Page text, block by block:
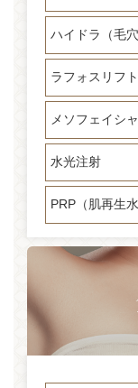
ハイドラ（毛穴
ラフォスリフ
メソフェイシ
水光注射
PRP（肌再生